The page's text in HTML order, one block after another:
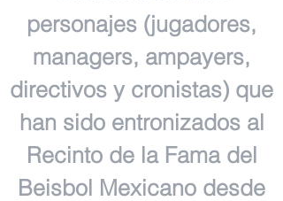
personajes (jugadores,
managers, ampayers,
directivos y cronistas) que
han sido entronizados al
Recinto de la Fama del
Beisbol Mexicano desde